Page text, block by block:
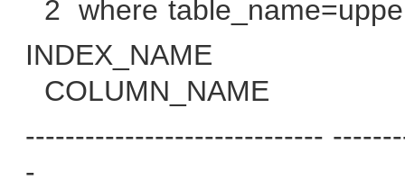
2 where
INDEX_NAME
COLUMN_NAME
------------------------------
-